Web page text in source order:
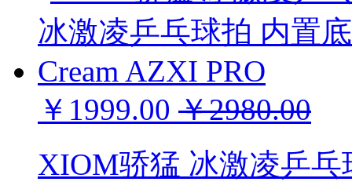
￥1999.00 ￥2980.00
XIOM骄猛 冰激凌乒